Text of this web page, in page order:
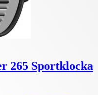
265 Sportklocka